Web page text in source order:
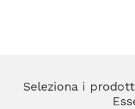
Seleziona i